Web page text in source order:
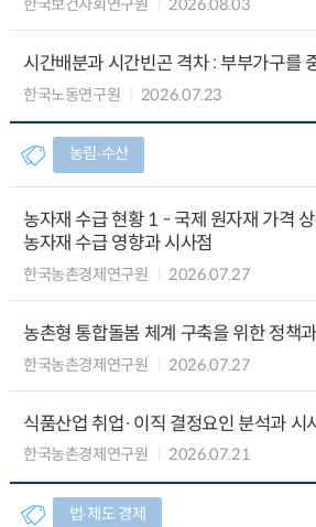
한국보건사회연구원 2026.08.03
시간배분과 시간빈곤 격차 : 부부가구를
한국노동연구원 2026.07.23
농림∙수산
농자재 수급 현황 1 - 국제 원자재 가격
농자재 수급 영향과 시사점
한국농촌경제연구원 2026.07.27
농촌형 통합돌봄 체계 구축을 위한 정책
한국농촌경제연구원 2026.07.27
식품산업 취업·이직 결정요인 분석과 시
한국농촌경제연구원 2026.07.21
법∙제도 경제